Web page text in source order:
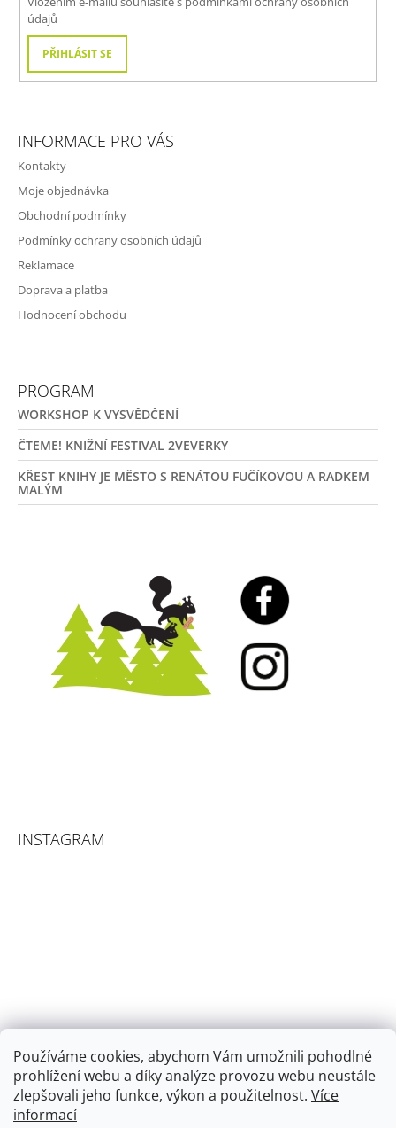
Používáme cookies, abychom Vám umožnili pohodlné
prohlížení webu a díky analýze provozu webu neustále
zlepšovali jeho funkce, výkon a použitelnost. Více
informací
údajů
PŘIHLÁSIT SE
INFORMACE PRO VÁS
Kontakty
Moje objednávka
Obchodní podmínky
Podmínky ochrany osobních údajů
Reklamace
Doprava a platba
Hodnocení obchodu
PROGRAM
WORKSHOP K VYSVĚDČENÍ
ČTEME! KNIŽNÍ FESTIVAL 2VEVERKY
KŘEST KNIHY JE MĚSTO S RENÁTOU FUČÍKOVOU A RADKEM
MALÝM
INSTAGRAM